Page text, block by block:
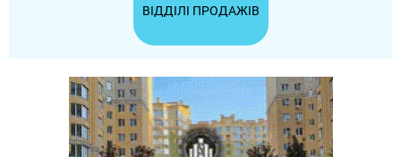
ВІДДІЛІ ПРОДАЖІВ